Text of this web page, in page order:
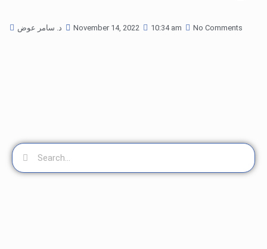
د. سامر عوض November 14, 2022 10:34 am No Comments